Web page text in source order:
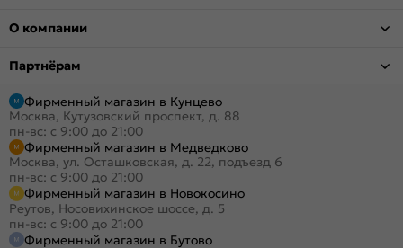
О компании
Партнёрам
Фирменный магазин в Кунцево
Москва, Кутузовский проспект, д. 88
пн-вс: с 9:00 до 21:00
Фирменный магазин в Медведково
Москва, ул. Осташковская, д. 22, подъезд 6
пн-вс: с 9:00 до 21:00
Фирменный магазин в Новокосино
Реутов, Носовихинское шоссе, д. 5
пн-вс: с 9:00 до 21:00
Фирменный магазин в Бутово